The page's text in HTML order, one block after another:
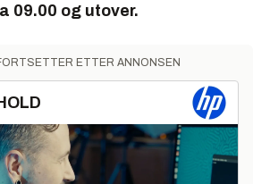
09.00 og utover.
ETTER ANNONSEN